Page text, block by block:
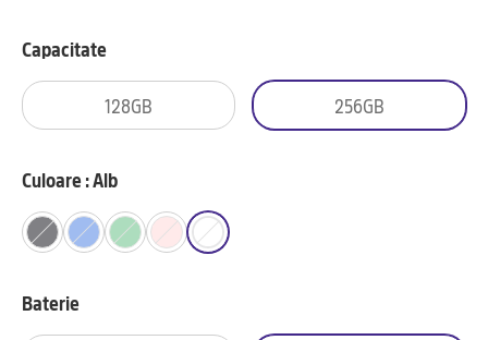
Capacitate
128GB 256GB
Culoare : Alb
Baterie